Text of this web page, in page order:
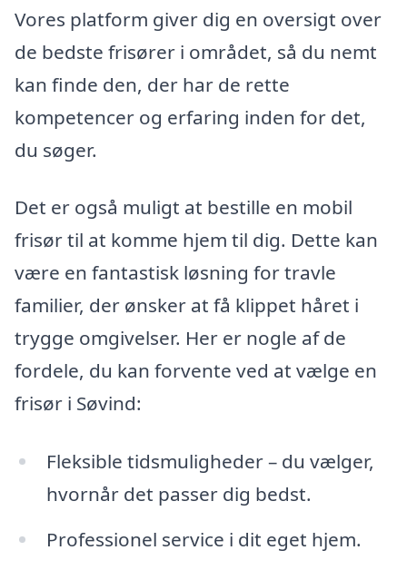
Vores platform giver dig en oversigt over
de bedste frisører i området, så du nemt
kan finde den, der har de rette
kompetencer og erfaring inden for det,
du søger.
Det er også muligt at bestille en mobil
frisør til at komme hjem til dig. Dette kan
være en fantastisk løsning for travle
familier, der ønsker at få klippet håret i
trygge omgivelser. Her er nogle af de
fordele, du kan forvente ved at vælge en
frisør i Søvind:
Fleksible tidsmuligheder – du vælger,
hvornår det passer dig bedst.
Professionel service i dit eget hjem.